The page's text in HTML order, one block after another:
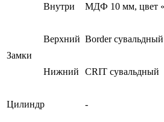
Внутри МДФ 10 мм, цвет
Замки
Верхний Border сувальдный
Нижний CRIT сувальдный
Цилиндр -